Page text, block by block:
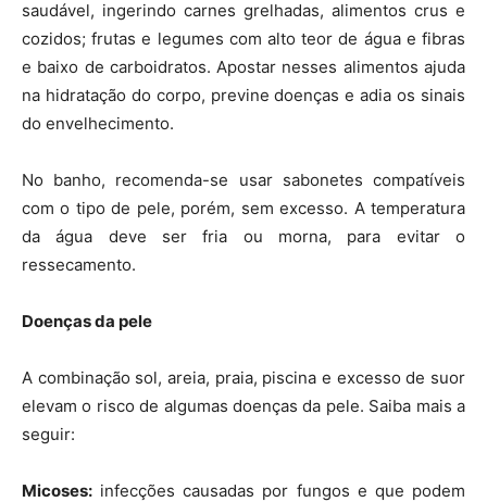
saudável, ingerindo carnes grelhadas, alimentos crus e
cozidos; frutas e legumes com alto teor de água e fibras
e baixo de carboidratos. Apostar nesses alimentos ajuda
na hidratação do corpo, previne doenças e adia os sinais
do envelhecimento.
No banho, recomenda-se usar sabonetes compatíveis
com o tipo de pele, porém, sem excesso. A temperatura
da água deve ser fria ou morna, para evitar o
ressecamento.
Doenças da pele
A combinação sol, areia, praia, piscina e excesso de suor
elevam o risco de algumas doenças da pele. Saiba mais a
seguir:
Micoses: infecções causadas por fungos e que podem